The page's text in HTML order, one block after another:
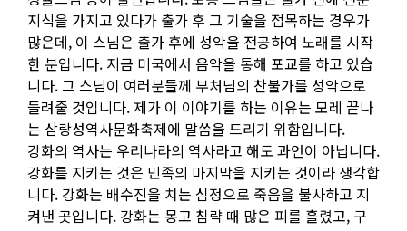
지식을 가지고 있다가 출가 후 그 기술을 접목하는 경우가
많은데, 이 스님은 출가 후에 성악을 전공하여 노래를 시작
한 분입니다. 지금 미국에서 음악을 통해 포교를 하고 있습
니다. 그 스님이 여러분들께 부처님의 찬불가를 성악으로
들려줄 것입니다. 제가 이 이야기를 하는 이유는 모레 끝나
는 삼랑성역사문화축제에 말씀을 드리기 위함입니다.
강화의 역사는 우리나라의 역사라고 해도 과언이 아닙니다.
강화를 지키는 것은 민족의 마지막을 지키는 것이라 생각합
니다. 강화는 배수진을 치는 심정으로 죽음을 불사하고 지
켜낸 곳입니다. 강화는 몽고 침략 때 많은 피를 흘렸고, 구